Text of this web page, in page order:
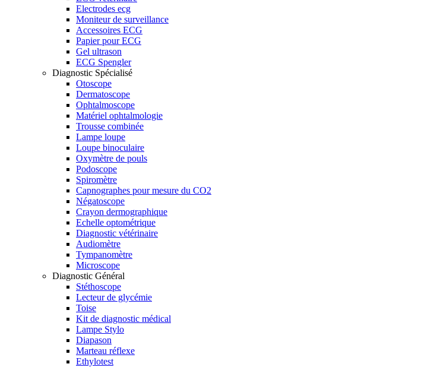
Electrodes ecg
Moniteur de surveillance
Accessoires ECG
Papier pour ECG
Gel ultrason
ECG Spengler
Diagnostic Spécialisé
Otoscope
Dermatoscope
Ophtalmoscope
Matériel ophtalmologie
Trousse combinée
Lampe loupe
Loupe binoculaire
Oxymètre de pouls
Podoscope
Spiromètre
Capnographes pour mesure du CO2
Négatoscope
Crayon dermographique
Echelle optométrique
Diagnostic vétérinaire
Audiomètre
Tympanomètre
Microscope
Diagnostic Général
Stéthoscope
Lecteur de glycémie
Toise
Kit de diagnostic médical
Lampe Stylo
Diapason
Marteau réflexe
Ethylotest